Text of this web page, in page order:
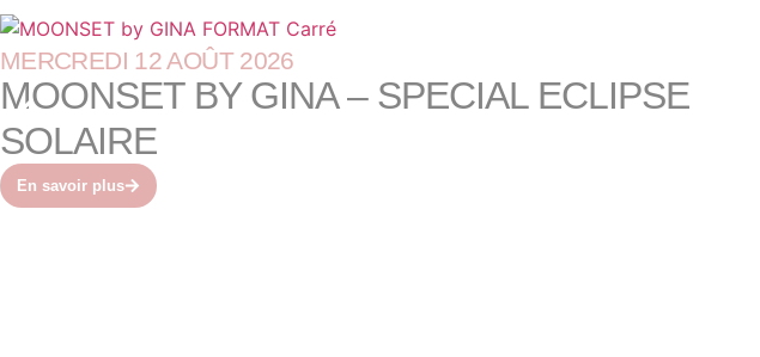
MERCREDI 12 AOÛT 2026
MOONSET BY GINA – SPECIAL ECLIPSE
SOLAIRE
En savoir plus